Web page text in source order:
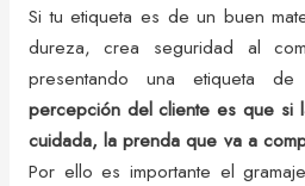
Si tu etiqueta es de un buen
dureza, crea seguridad al
presentando una etiqueta
percepción del cliente es que si
cuidada, la prenda que va a
Por ello es importante el